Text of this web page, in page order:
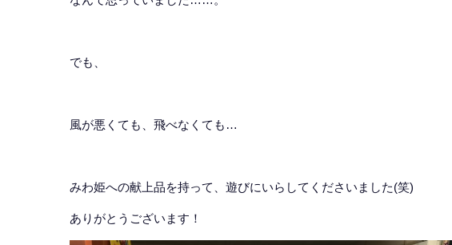
でも、
風が悪くても、飛べなくても…
みわ姫への献上品を持って、遊びにいらしてくださいました(笑)
ありがとうございます！